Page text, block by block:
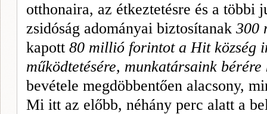
otthonaira, az étkeztetésre és a többi
zsidóság adományai biztosítanak 300
kapott 80 millió forintot a Hit­ község
működtetésére, munkatársaink
bevétele megdöbbentően ala­csony,
Mi itt az előbb, néhány perc alatt a